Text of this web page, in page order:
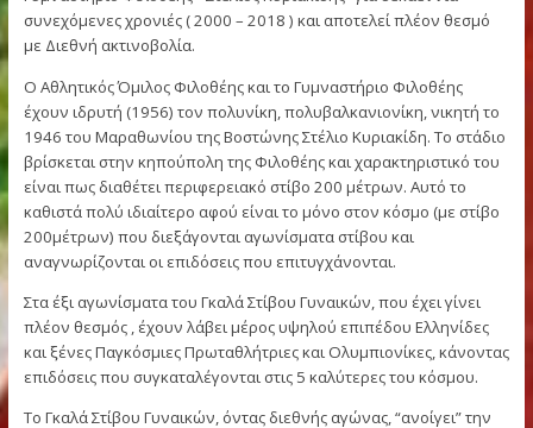
Αποκλειστικότητα και Πρωτοτυπία.
Το Γκαλά Στίβου Γυναικών φιλοξενείται στο Δημοτικό
Γυμναστήριο Φιλοθέης “ Στέλιος Κυριακίδης” για δεκαεννιά
συνεχόμενες χρονιές ( 2000 – 2018 ) και αποτελεί πλέον
με Διεθνή ακτινοβολία.
Ο Αθλητικός Όμιλος Φιλοθέης και το Γυμναστήριο Φιλοθέης
έχουν ιδρυτή (1956) τον πολυνίκη, πολυβαλκανιονίκη,
1946 του Μαραθωνίου της Βοστώνης Στέλιο Κυριακίδη. Το
βρίσκεται στην κηπούπολη της Φιλοθέης και
είναι πως διαθέτει περιφερειακό στίβο 200 μέτρων. Αυτό το
καθιστά πολύ ιδιαίτερο αφού είναι το μόνο στον κόσμο (με
200μέτρων) που διεξάγονται αγωνίσματα στίβου και
αναγνωρίζονται οι επιδόσεις που επιτυγχάνονται.